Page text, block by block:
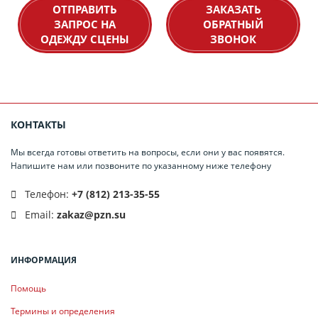
ОТПРАВИТЬ
ЗАПРОС НА
ОДЕЖДУ СЦЕНЫ
ЗАКАЗАТЬ
ОБРАТНЫЙ
ЗВОНОК
КОНТАКТЫ
Мы всегда готовы ответить на вопросы, если они у вас появятся.
Напишите нам или позвоните по указанному ниже телефону
Телефон: +7 (812) 213-35-55
Email: zakaz@pzn.su
ИНФОРМАЦИЯ
Помощь
Термины и определения